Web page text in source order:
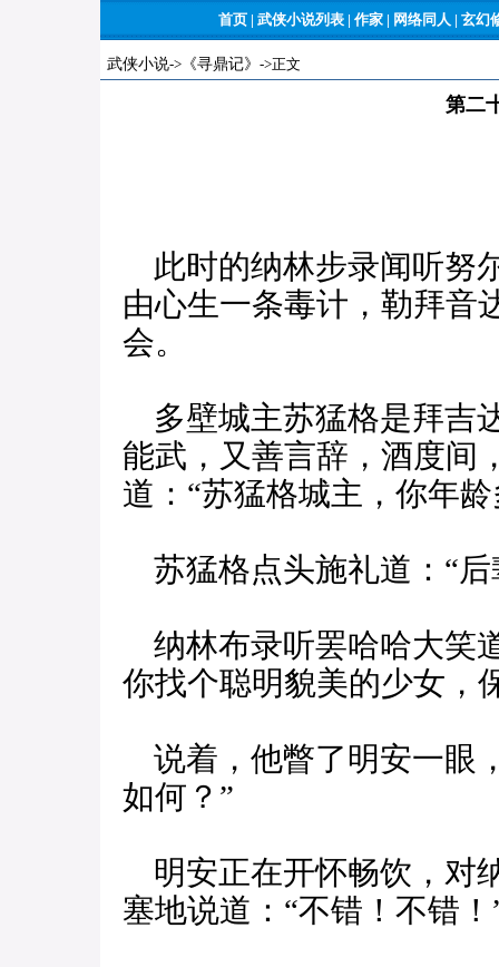
首页 | 武侠小说列表 | 作家 | 网络同人 | 玄幻
武侠小说-> 《寻鼎记》 ->正文
第二
此时的纳林步录闻听努
由心生一条毒计，勒拜音
会。
多壁城主苏猛格是拜吉
能武，又善言辞，酒度间
道：“苏猛格城主，你年
苏猛格点头施礼道：“后
纳林布录听罢哈哈大笑
你找个聪明貌美的少女，
说着，他瞥了明安一眼
如何？”
明安正在开怀畅饮，对
塞地说道：“不错！不错！